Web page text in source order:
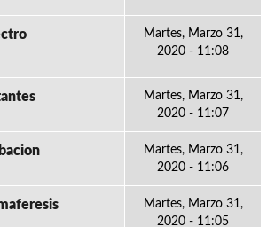
Martes, Marzo 31,
2020 - 11:08
Martes, Marzo 31,
2020 - 11:07
Martes, Marzo 31,
2020 - 11:06
Martes, Marzo 31,
2020 - 11:05